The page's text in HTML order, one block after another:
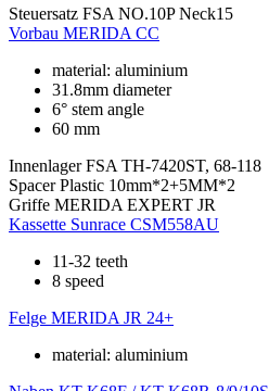
Steuersatz FSA NO.10P Neck15
Vorbau MERIDA CC
material: aluminium
31.8mm diameter
6° stem angle
60 mm
Innenlager FSA TH-7420ST, 68-118
Spacer Plastic 10mm*2+5MM*2
Griffe MERIDA EXPERT JR
Kassette Sunrace CSM558AU
11-32 teeth
8 speed
Felge MERIDA JR 24+
material: aluminium